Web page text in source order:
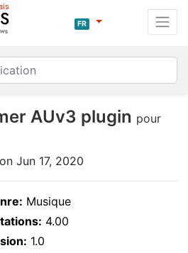
FR
AUv3 plugin pour
on Jun 17, 2020
Musique
4.00
1.0